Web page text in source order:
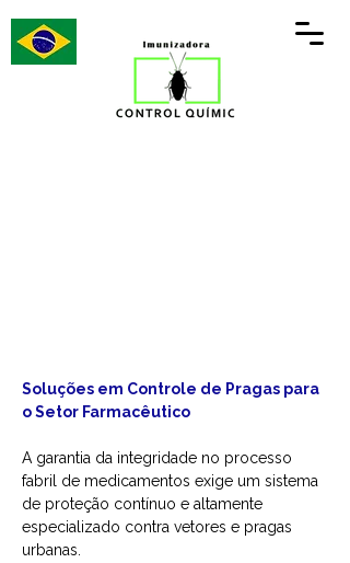
Soluções em Controle de Pragas para
o Setor Farmacêutico
A garantia da integridade no processo
fabril de medicamentos exige um sistema
de proteção contínuo e altamente
especializado contra vetores e pragas
urbanas.